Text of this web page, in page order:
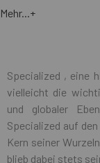
Mehr...+
Specialized , eine
vielleicht die
und globaler
Specialized auf
Kern seiner
blieb dabei stets